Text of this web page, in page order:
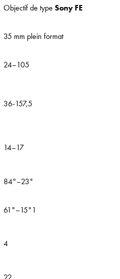
Objectif de type Sony FE
35 mm plein format
24–105
36-157,5
14–17
84°–23°
61°–15°1
4